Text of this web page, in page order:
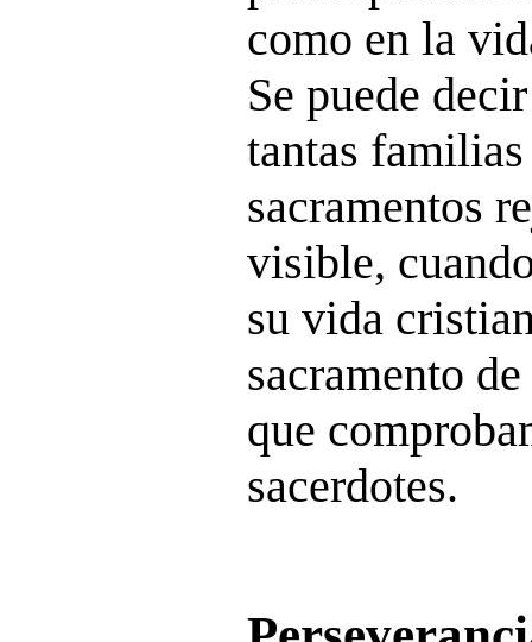
como en la
Se puede
tantas
sacramentos
visible,
su vida
sacramento
que
sacerdotes.